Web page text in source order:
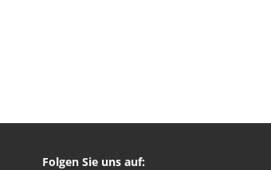
Folgen Sie uns auf: